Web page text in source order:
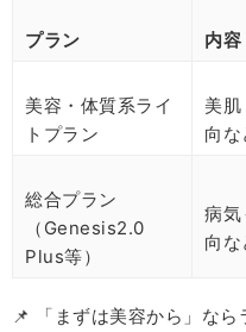
プラン 内容
美容・体質系ライ
トプラン
美
向な
総合プラン
（Genesis2.0
Plus等）
病気
向
📌 「まずは美容から」なら